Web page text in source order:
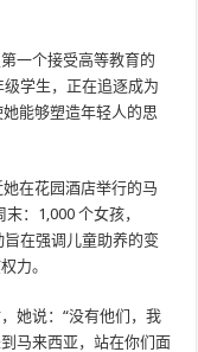
一个接受高等教育的
学生，正在追逐成为
能够塑造年轻人的思
在花园酒店举行的马
：1,000 个女孩，
旨在强调儿童助养的变
力。
她说：“没有他们，我
马来西亚，站在你们面